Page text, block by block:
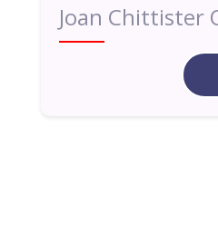
Joan Chittister